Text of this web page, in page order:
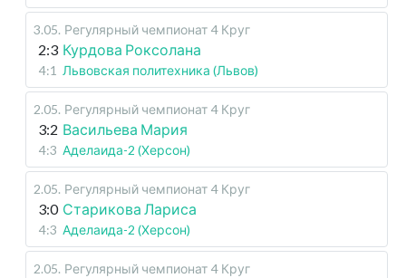
3.05. Регулярный чемпионат 4 Круг
2:3 Курдова Роксолана
4:1 Львовская политехника (Львов)
2.05. Регулярный чемпионат 4 Круг
3:2 Васильева Мария
4:3 Аделаида-2 (Херсон)
2.05. Регулярный чемпионат 4 Круг
3:0 Старикова Лариса
4:3 Аделаида-2 (Херсон)
2.05. Регулярный чемпионат 4 Круг